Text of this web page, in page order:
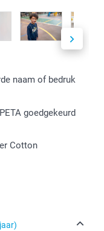
naam of bedruk
goedgekeurd
Cotton